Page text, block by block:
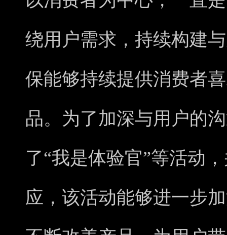
绕用户需求，持续构建
保能够持续提供消费者
品。为了加深与用户的
了“我是体验官”等活动
应，该活动能够进一步